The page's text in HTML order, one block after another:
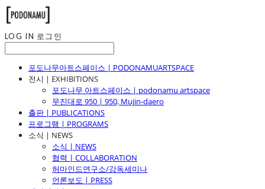
LOG IN 로그인
포도나무아트스페이스 | PODONAMUARTSPACE
전시 | EXHIBITIONS
포도나무 아트스페이스 | podonamu artspace
무진대로 950 | 950, Mujin-daero
출판 | PUBLICATIONS
프로그램 | PROGRAMS
소식 | NEWS
소식 | NEWS
협력 | COLLABORATION
허마인드연구소/강독세미나
언론보도 | PRESS